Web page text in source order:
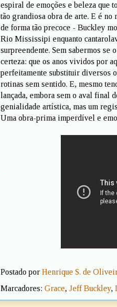
espiral de emoções e beleza que
tão grandiosa obra de arte. E é no
de forma tão precoce - Buckley
Rio Mississipi enquanto
surpreendente. Sem sabermos se
certeza: que os anos vividos por
perfeitamente substituir diversos
rotinas sem sentido. E, mesmo
lançada, embora sem o aval final
genialidade artística, mas um
Uma obra-prima imperdível e
Postado por Henrique S. de
Marcadores: Grace, Jeff Buckley,